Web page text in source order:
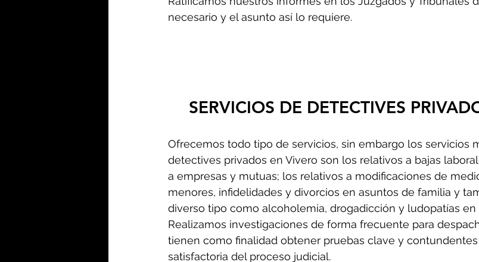
necesario y el asunto así lo requiere.
SERVICIOS DE DETECTIVES
Ofrecemos todo tipo de servicios, sin embargo los servicios
detectives privados en Vivero son los relativos a bajas
a empresas y mutuas; los relativos a modificaciones de
menores, infidelidades y divorcios en asuntos de familia y
diverso tipo como alcoholemia, drogadicción y ludopatías en
Realizamos investigaciones de forma frecuente para
tienen como finalidad obtener pruebas clave y
satisfactoria del proceso judicial.